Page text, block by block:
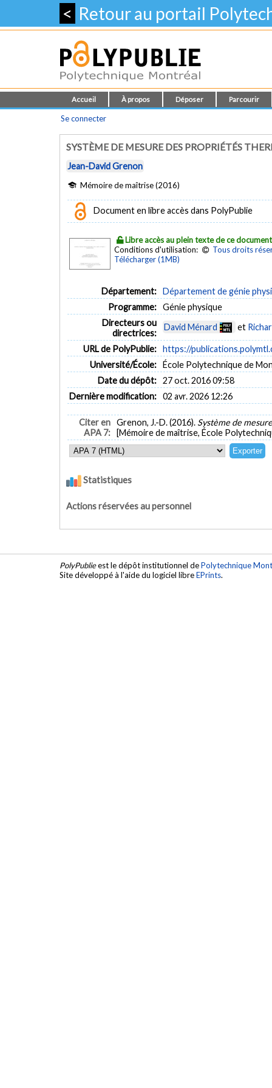
< Retour au portail
Accueil À propos Déposer Parcourir
Se connecter
SYSTÈME DE MESURE DES PROPRIÉTÉS
Jean-David Grenon
Mémoire de maîtrise (2016)
Document en libre accès dans PolyPublie
Libre accès au plein texte de ce document
Conditions d'utilisation:
Tous droits
Télécharger (1MB)
Département: Département de génie
Programme: Génie physique
Directeurs ou
directrices:
David Ménard et
URL de PolyPublie: https://
Université/École: École Polytechnique de
Date du dépôt: 27 oct. 2016 09:58
Dernière modification: 02 avr. 2026 12:26
Citer en
APA 7:
Grenon, J.-D. (2016). Système de
[Mémoire de maîtrise, École
Statistiques
Actions réservées au personnel
PolyPublieest le dépôt institutionnel dePolytechnique
Site développé à l'aide du logiciel libreEPrints.